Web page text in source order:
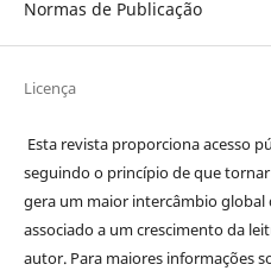
Normas de Publicação
Licença
Esta revista proporciona acesso
seguindo o princípio de que
gera um maior intercâmbio global
associado a um crescimento da
autor. Para maiores informações